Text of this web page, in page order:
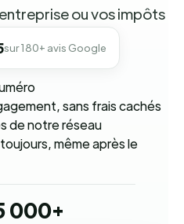
ou vos impôts
sur 180+ avis Google
sans frais cachés
de notre réseau
même après le
000+